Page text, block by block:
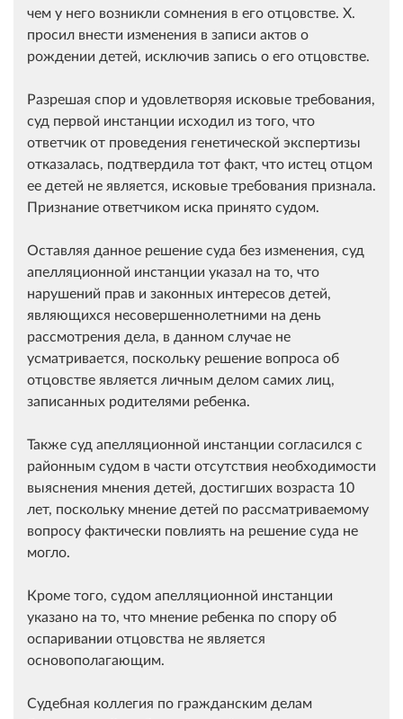
чем у него возникли сомнения в его отцовстве. X.
просил внести изменения в записи актов о
рождении детей, исключив запись о его отцовстве.
Разрешая спор и удовлетворяя исковые требования,
суд первой инстанции исходил из того, что
ответчик от проведения генетической экспертизы
отказалась, подтвердила тот факт, что истец отцом
ее детей не является, исковые требования признала.
Признание ответчиком иска принято судом.
Оставляя данное решение суда без изменения, суд
апелляционной инстанции указал на то, что
нарушений прав и законных интересов детей,
являющихся несовершеннолетними на день
рассмотрения дела, в данном случае не
усматривается, поскольку решение вопроса об
отцовстве является личным делом самих лиц,
записанных родителями ребенка.
Также суд апелляционной инстанции согласился с
районным судом в части отсутствия необходимости
выяснения мнения детей, достигших возраста 10
лет, поскольку мнение детей по рассматриваемому
вопросу фактически повлиять на решение суда не
могло.
Кроме того, судом апелляционной инстанции
указано на то, что мнение ребенка по спору об
оспаривании отцовства не является
основополагающим.
Судебная коллегия по гражданским делам